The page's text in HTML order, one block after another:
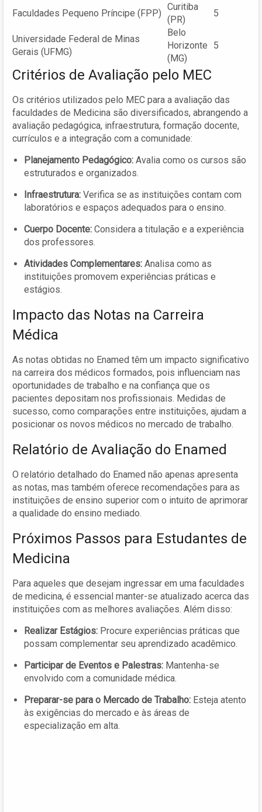
Faculdades Pequeno Príncipe (FPP)
Curitiba
(PR)
5
Universidade Federal de Minas
Gerais (UFMG)
Belo
Horizonte
(MG)
5
Critérios de Avaliação pelo MEC
Os critérios utilizados pelo MEC para a avaliação das
faculdades de Medicina são diversificados, abrangendo a
avaliação pedagógica, infraestrutura, formação docente,
currículos e a integração com a comunidade:
Planejamento Pedagógico: Avalia como os cursos são
estruturados e organizados.
Infraestrutura: Verifica se as instituições contam com
laboratórios e espaços adequados para o ensino.
Cuerpo Docente: Considera a titulação e a experiência
dos professores.
Atividades Complementares: Analisa como as
instituições promovem experiências práticas e
estágios.
Impacto das Notas na Carreira
Médica
As notas obtidas no Enamed têm um impacto significativo
na carreira dos médicos formados, pois influenciam nas
oportunidades de trabalho e na confiança que os
pacientes depositam nos profissionais. Medidas de
sucesso, como comparações entre instituições, ajudam a
posicionar os novos médicos no mercado de trabalho.
Relatório de Avaliação do Enamed
O relatório detalhado do Enamed não apenas apresenta
as notas, mas também oferece recomendações para as
instituições de ensino superior com o intuito de aprimorar
a qualidade do ensino mediado.
Próximos Passos para Estudantes de
Medicina
Para aqueles que desejam ingressar em uma faculdades
de medicina, é essencial manter-se atualizado acerca das
instituições com as melhores avaliações. Além disso:
Realizar Estágios: Procure experiências práticas que
possam complementar seu aprendizado acadêmico.
Participar de Eventos e Palestras: Mantenha-se
envolvido com a comunidade médica.
Preparar-se para o Mercado de Trabalho: Esteja atento
às exigências do mercado e às áreas de
especialização em alta.